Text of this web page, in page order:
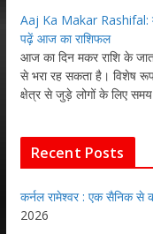
Aaj Ka Makar Rashifal:
पढ़ें आज का राशिफल
आज का दिन मकर राशि के
से भरा रह सकता है। विशेष
क्षेत्र से जुड़े लोगों के लिए
Recent Posts
कर्नल रामेश्वर : एक सैनिक से
2026